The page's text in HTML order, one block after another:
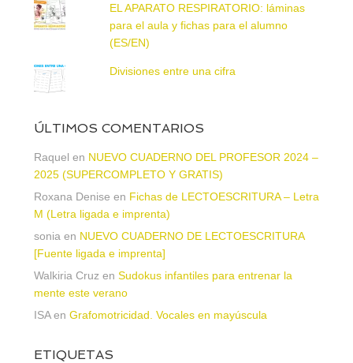
EL APARATO RESPIRATORIO: láminas
para el aula y fichas para el alumno
(ES/EN)
Divisiones entre una cifra
ÚLTIMOS COMENTARIOS
Raquel en NUEVO CUADERNO DEL PROFESOR 2024 –
2025 (SUPERCOMPLETO Y GRATIS)
Roxana Denise en Fichas de LECTOESCRITURA – Letra
M (Letra ligada e imprenta)
sonia en NUEVO CUADERNO DE LECTOESCRITURA
[Fuente ligada e imprenta]
Walkiria Cruz en Sudokus infantiles para entrenar la
mente este verano
ISAen Grafomotricidad. Vocales en mayúscula
ETIQUETAS